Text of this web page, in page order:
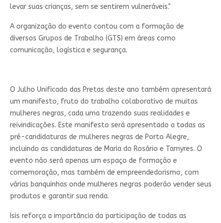
levar suas crianças, sem se sentirem vulneráveis."
A organização do evento contou com a formação de
diversos Grupos de Trabalho (GTS) em áreas como
comunicação, logística e segurança.
O Julho Unificado das Pretas deste ano também apresentará
um manifesto, fruto do trabalho colaborativo de muitas
mulheres negras, cada uma trazendo suas realidades e
reivindicações. Este manifesto será apresentado a todas as
pré-candidaturas de mulheres negras de Porto Alegre,
incluindo as candidaturas de Maria do Rosário e Tamyres. O
evento não será apenas um espaço de formação e
comemoração, mas também de empreendedorismo, com
várias banquinhas onde mulheres negras poderão vender seus
produtos e garantir sua renda.
Isis reforça a importância da participação de todas as